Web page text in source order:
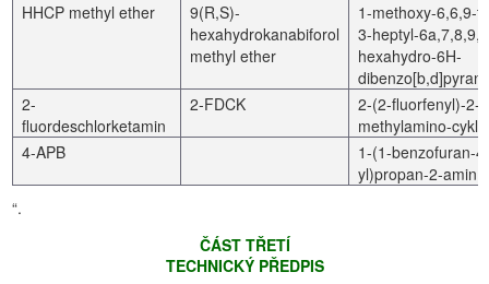
HHCP methyl ether
9(R,S)-
hexahydrokanabiforol
methyl ether
1-methoxy-6,6,9-
3-heptyl-
hexahydro-6H-
dibenzo[b,d]pyran
2-
fluordeschlorketamin
2-FDCK
2-(2-fluorfenyl)-2-
methylamino-
4-APB
1-(1-benzofuran-4-
yl)propan-2-amin
“.
ČÁST TŘETÍ
TECHNICKÝ PŘEDPIS